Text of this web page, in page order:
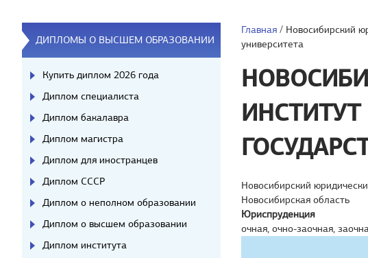
Главная / Новосибирский
университета
Новосибирский
Новосибирская область
Юриспруденция
очная, очно-заочная,
ДИПЛОМЫ О ВЫСШЕМ ОБРАЗОВАНИИ
Купить диплом 2026 года
Диплом специалиста
Диплом бакалавра
Диплом магистра
Диплом для иностранцев
Диплом СССР
Диплом о неполном образовании
Диплом о высшем образовании
Диплом института